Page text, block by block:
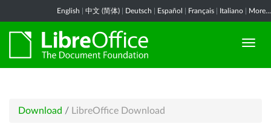
English 中文 (简体) Deutsch Español Français Italiano More...
Download / LibreOffice Download